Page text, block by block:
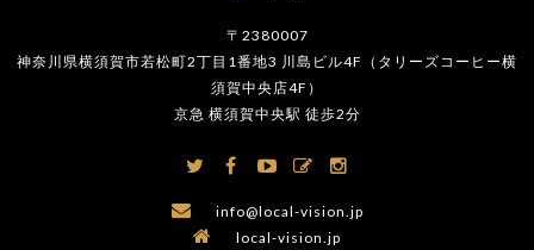
〒2380007
神奈川県横須賀市若松町2丁目1番地3 川島ビル4F（タリーズコーヒー横
須賀中央店4F）
京急 横須賀中央駅 徒歩2分
    
 info@local-vision.jp
 local-vision.jp